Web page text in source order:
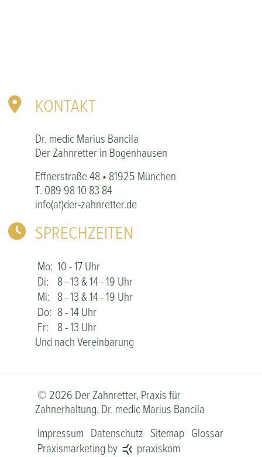
KONTAKT
Dr. medic Marius Bancila
Der Zahnretter in Bogenhausen
Effnerstraße 48 • 81925 München
T. 089 98 10 83 84
info(at)der-zahnretter.de
SPRECHZEITEN
Mo: 10 - 17 Uhr
Di:
8 - 13 & 14 - 19 Uhr
Mi: 8 - 13 & 14 - 19 Uhr
Do: 8 - 14 Uhr
Fr:
8 - 13 Uhr
Und nach Vereinbarung
© 2026 Der Zahnretter, Praxis für
Zahnerhaltung, Dr. medic Marius Bancila
Impressum Datenschutz Sitemap Glossar
Praxismarketing by
praxiskom